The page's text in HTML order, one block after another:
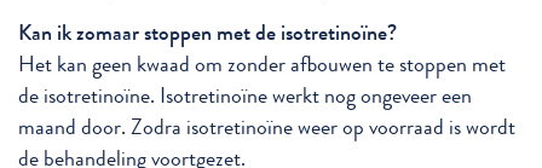
Kan ik zomaar stoppen met de isotretinoïne?
Het kan geen kwaad om zonder afbouwen te stoppen met
de isotretinoïne. Isotretinoïne werkt nog ongeveer een
maand door. Zodra isotretinoïne weer op voorraad is wordt
de behandeling voortgezet.